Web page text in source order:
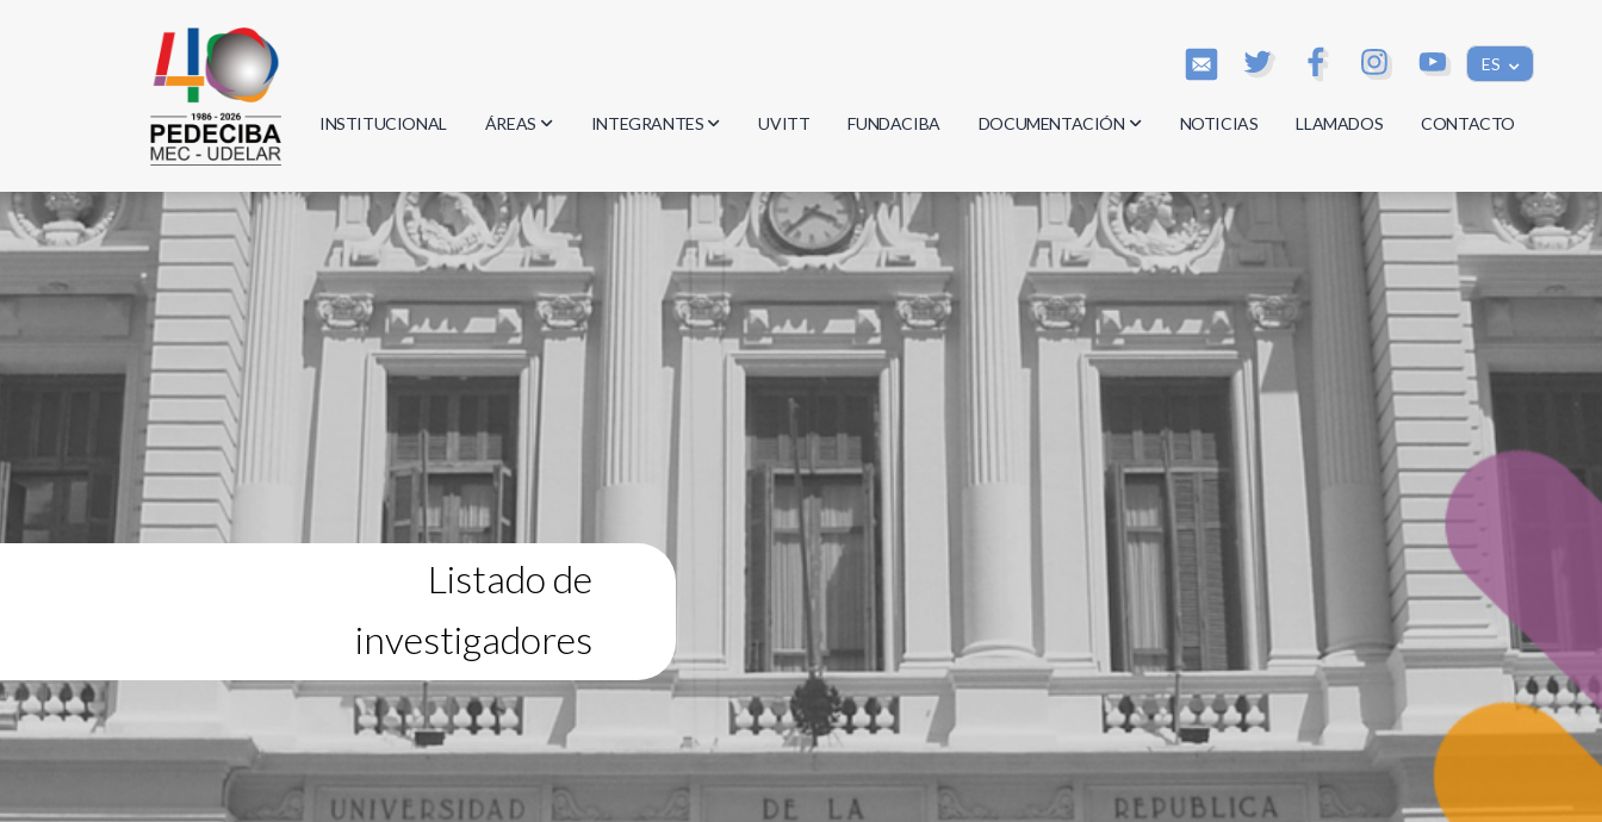
ES
INSTITUCIONAL ÁREAS
Biología
Física
Informática
Matemática
INTEGRANTES
Investigadores
Estudiantes
Egresados
UVITT FUNDACIBA DOCUMENTACIÓN
Actas
Reglamentos
Documentos
NOTICIAS LLAMADOS CONTACTO
Listado de
investigadores